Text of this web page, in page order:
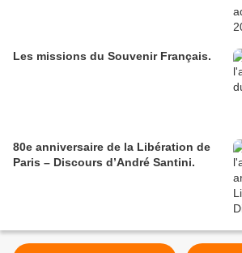
Les missions du Souvenir Français.
80e anniversaire de la Libération de
Paris – Discours d’André Santini.